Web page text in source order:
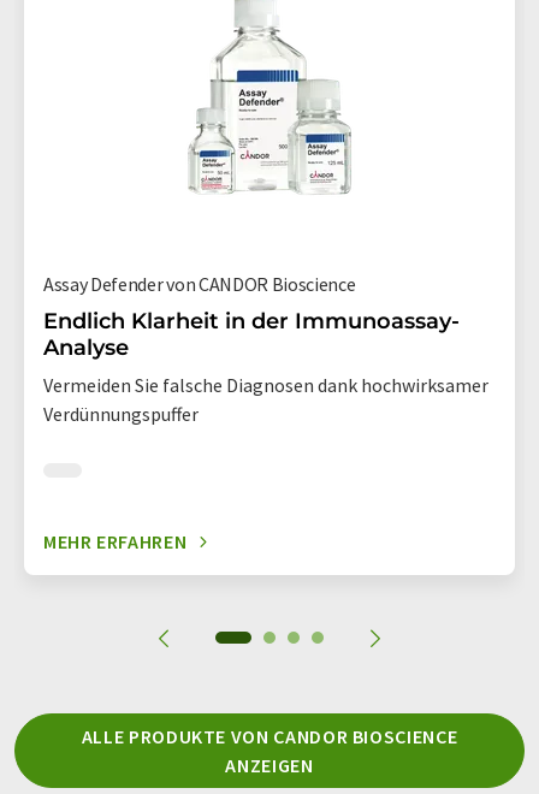
Assay Defender von CANDOR Bioscience
Endlich Klarheit in der Immunoassay-
Analyse
Vermeiden Sie falsche Diagnosen dank hochwirksamer
Verdünnungspuffer
MEHR ERFAHREN
ALLE PRODUKTE VON CANDOR BIOSCIENCE
ANZEIGEN